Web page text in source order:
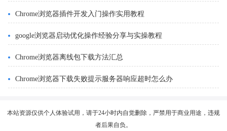
Chrome浏览器插件开发入门操作实用教程
google浏览器启动优化操作经验分享与实操教程
Chrome浏览器离线包下载方法汇总
Chrome浏览器下载失败提示服务器响应超时怎么办
本站资源仅供个人体验试用，请于24小时内自觉删除，严禁用于商业用途，违规
者后果自负。